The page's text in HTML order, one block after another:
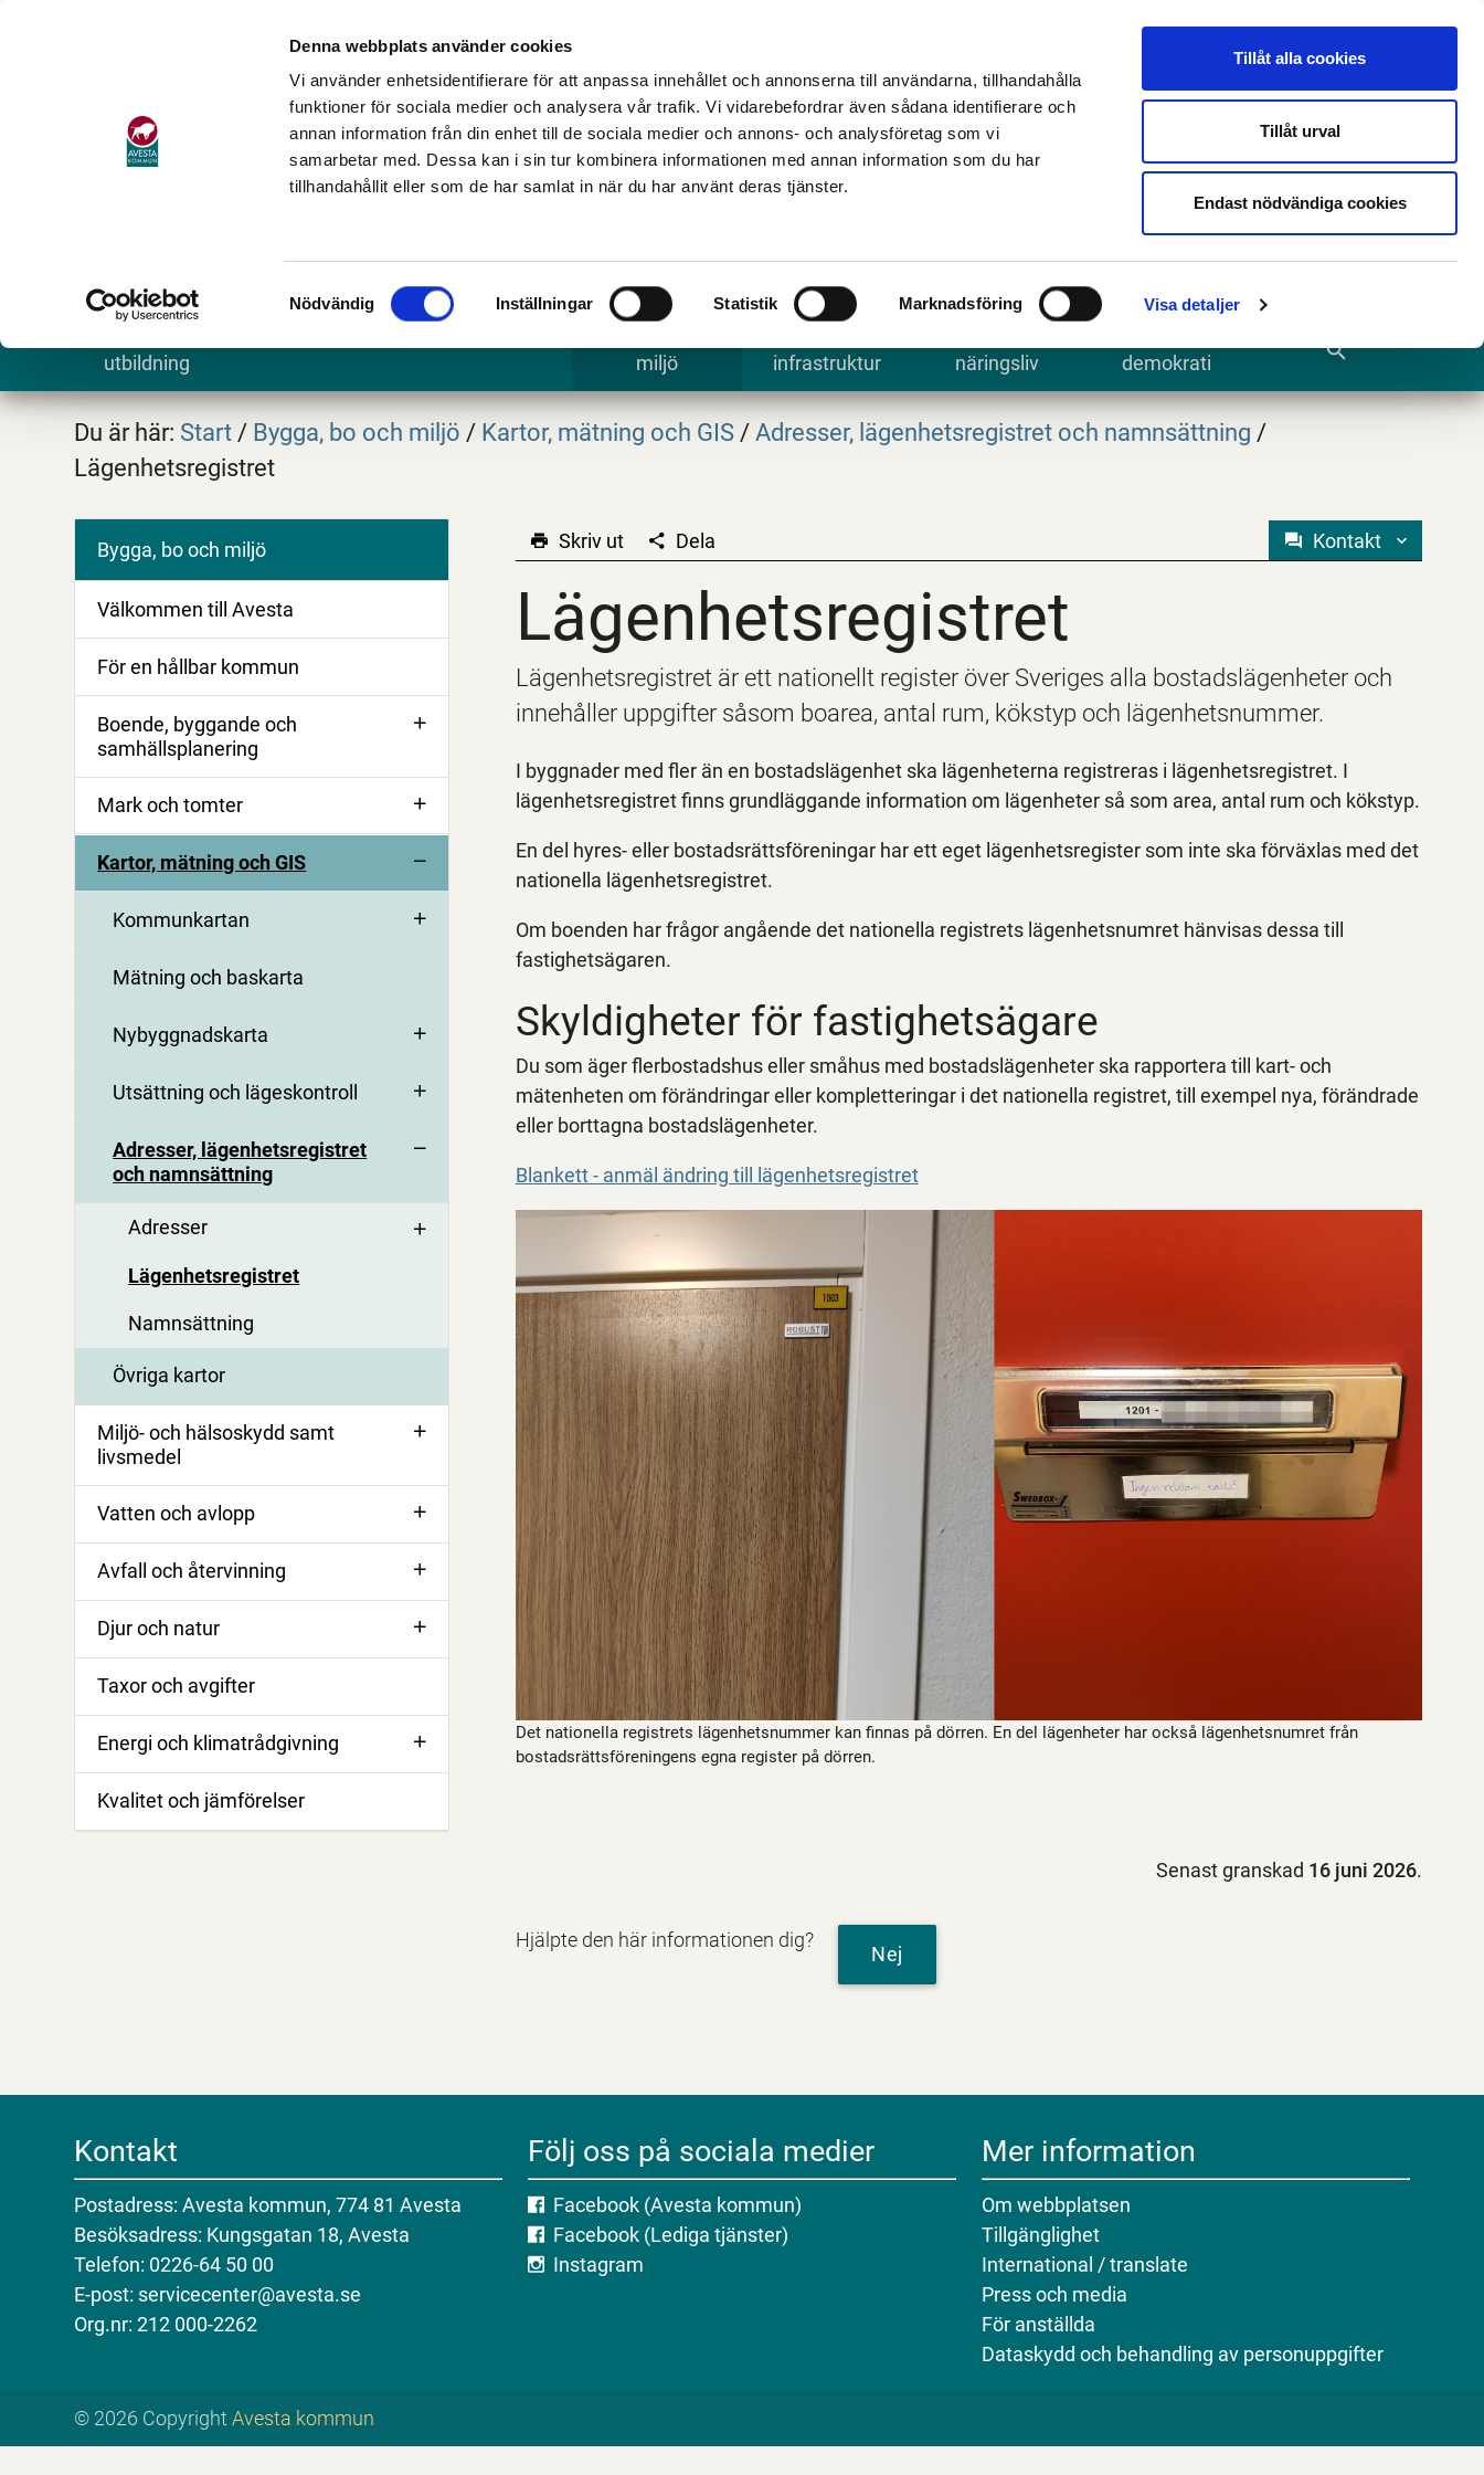
Denna webbplats använder cookies
Vi använder enhetsidentifierare för att anpassa innehållet och annonserna till användarna, tillhandahålla
funktioner för sociala medier och analysera vår trafik. Vi vidarebefordrar även sådana identifierare och
annan information från din enhet till de sociala medier och annons- och analysföretag som vi
samarbetar med. Dessa kan i sin tur kombinera informationen med annan information som du har
tillhandahållit eller som de har samlat in när du har använt deras tjänster.
Samtyckesval
Nödvändig Inställningar Statistik Marknadsföring Visa detaljer
Tillåt alla cookies
Tillåt urval
Endast nödvändiga cookies
E-tjänster och blanketter Translate
Sök
utbildning
miljö
infrastruktur
näringsliv
demokrati
search
Du är här: Start / Bygga, bo och miljö / Kartor, mätning och GIS / Adresser, lägenhetsregistret och namnsättning /
Lägenhetsregistret
Bygga, bo och miljö
Välkommen till Avesta
För en hållbar kommun
Boende, byggande och
samhällsplanering
Mark och tomter
Kartor, mätning och GIS
Kommunkartan
Mätning och baskarta
Nybyggnadskarta
Utsättning och lägeskontroll
Adresser, lägenhetsregistret
och namnsättning
Adresser
Lägenhetsregistret
Namnsättning
Övriga kartor
Miljö- och hälsoskydd samt
livsmedel
Vatten och avlopp
Avfall och återvinning
Djur och natur
Taxor och avgifter
Energi och klimatrådgivning
Kvalitet och jämförelser
Lägenhetsregistret
Skriv ut Dela Kontakt
Lägenhetsregistret
Lägenhetsregistret är ett nationellt register över Sveriges alla bostadslägenheter och
innehåller uppgifter såsom boarea, antal rum, kökstyp och lägenhetsnummer.
I byggnader med fler än en bostadslägenhet ska lägenheterna registreras i lägenhetsregistret. I
lägenhetsregistret finns grundläggande information om lägenheter så som area, antal rum och kökstyp.
En del hyres- eller bostadsrättsföreningar har ett eget lägenhetsregister som inte ska förväxlas med det
nationella lägenhetsregistret.
Om boenden har frågor angående det nationella registrets lägenhetsnumret hänvisas dessa till
fastighetsägaren.
Skyldigheter för fastighetsägare
Du som äger flerbostadshus eller småhus med bostadslägenheter ska rapportera till kart- och
mätenheten om förändringar eller kompletteringar i det nationella registret, till exempel nya, förändrade
eller borttagna bostadslägenheter.
Blankett - anmäl ändring till lägenhetsregistret
Det nationella registrets lägenhetsnummer kan finnas på dörren. En del lägenheter har också lägenhetsnumret från
bostadsrättsföreningens egna register på dörren.
Senast granskad 16 juni 2026.
Hjälpte den här informationen dig?
Nej
Kontakt
Postadress: Avesta kommun, 774 81 Avesta
Besöksadress: Kungsgatan 18, Avesta
Telefon: 0226-64 50 00
E-post: servicecenter@avesta.se
Org.nr: 212 000-2262
Följ oss på sociala medier
Facebook (Avesta kommun)
Facebook (Lediga tjänster)
Instagram
Mer information
Om webbplatsen
Tillgänglighet
International / translate
Press och media
För anställda
Dataskydd och behandling av personuppgifter
© 2026 CopyrightAvesta kommun